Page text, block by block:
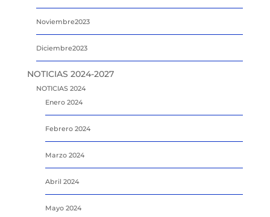
Noviembre2023
Diciembre2023
NOTICIAS 2024-2027
NOTICIAS 2024
Enero 2024
Febrero 2024
Marzo 2024
Abril 2024
Mayo 2024